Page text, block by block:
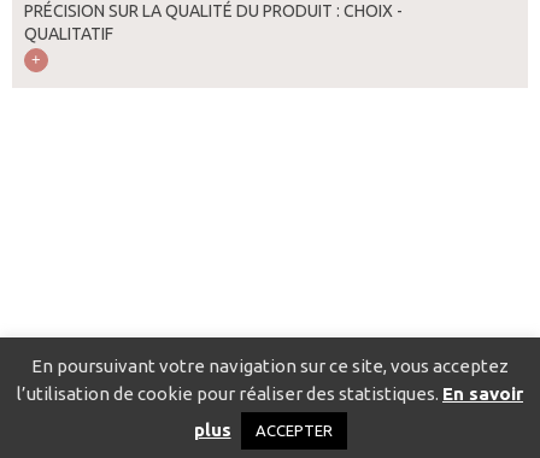
PRÉCISION SUR LA QUALITÉ DU PRODUIT : CHOIX -
QUALITATIF
Catalogue pour localiser les fournisseurs
Politique de confidentialité
En poursuivant votre navigation sur ce site, vous acceptez
l’utilisation de cookie pour réaliser des statistiques. En savoir
plus
ACCEPTER